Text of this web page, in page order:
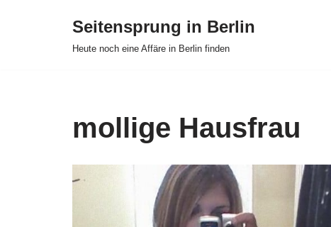
Seitensprung in Berlin
Heute noch eine Affäre in Berlin finden
mollige Hausfrau